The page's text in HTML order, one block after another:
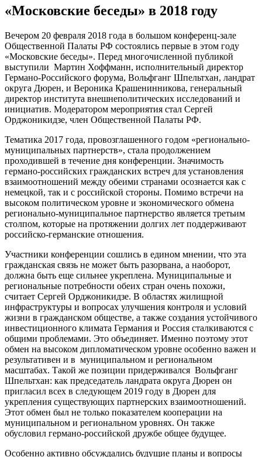
«Московские беседы» в 2018 году
Вечером 20 февраля 2018 года в большом конференц-зале
Общественной Палаты РФ состоялись первые в этом году
«Московские беседы». Перед многочисленной публикой
выступили Мартин Хоффманн, исполнительный директор
Германо-Российского форума, Вольфганг Шпельтхан, ландрат
округа Дюрен, и Вероника Крашенинникова, генеральный
директор института внешнеполитических исследований и
инициатив. Модератором мероприятия стал Сергей
Орджоникидзе, член Общественной Палаты РФ.
Тематика 2017 года, провозглашенного годом «регионально-
муниципальных партнерств», стала продолжением
проходившей в течение дня конференции. Значимость
германо-российских гражданских встреч для установления
взаимоотношений между обеими странами осознается как с
немецкой, так и с российской стороны. Помимо встречи на
высоком политическом уровне и экономического обмена
регионально-муниципальное партнерство является третьим
столпом, которые на протяжении долгих лет поддерживают
российско-германские отношения.
Участники конференции сошлись в едином мнении, что эта
гражданская связь не может быть разорвана, а наоборот,
должна быть еще сильнее укреплена. Муниципальные и
региональные потребности обеих стран очень похожи,
считает Сергей Орджоникидзе. В областях жилищной
инфраструктуры и вопросах улучшения контроля и условий
жизни в гражданском обществе, а также создания устойчивого
инвестиционного климата Германия и Россия сталкиваются с
общими проблемами. Это объединяет. Именно поэтому этот
обмен на высоком дипломатическом уровне особенно важен и
результативен и в муниципальном и региональном
масштабах. Такой же позиции придерживался Вольфганг
Шпельтхан: как председатель ландрата округа Дюрен он
пригласил всех в следующем 2019 году в Дюрен для
укрепления существующих партнерских взаимоотношений.
Этот обмен был не только показателем кооперации на
муниципальном и региональном уровнях. Он также
обусловил германо-российской дружбе общее будущее.
Особенно активно обсуждались будущие планы и вопросы